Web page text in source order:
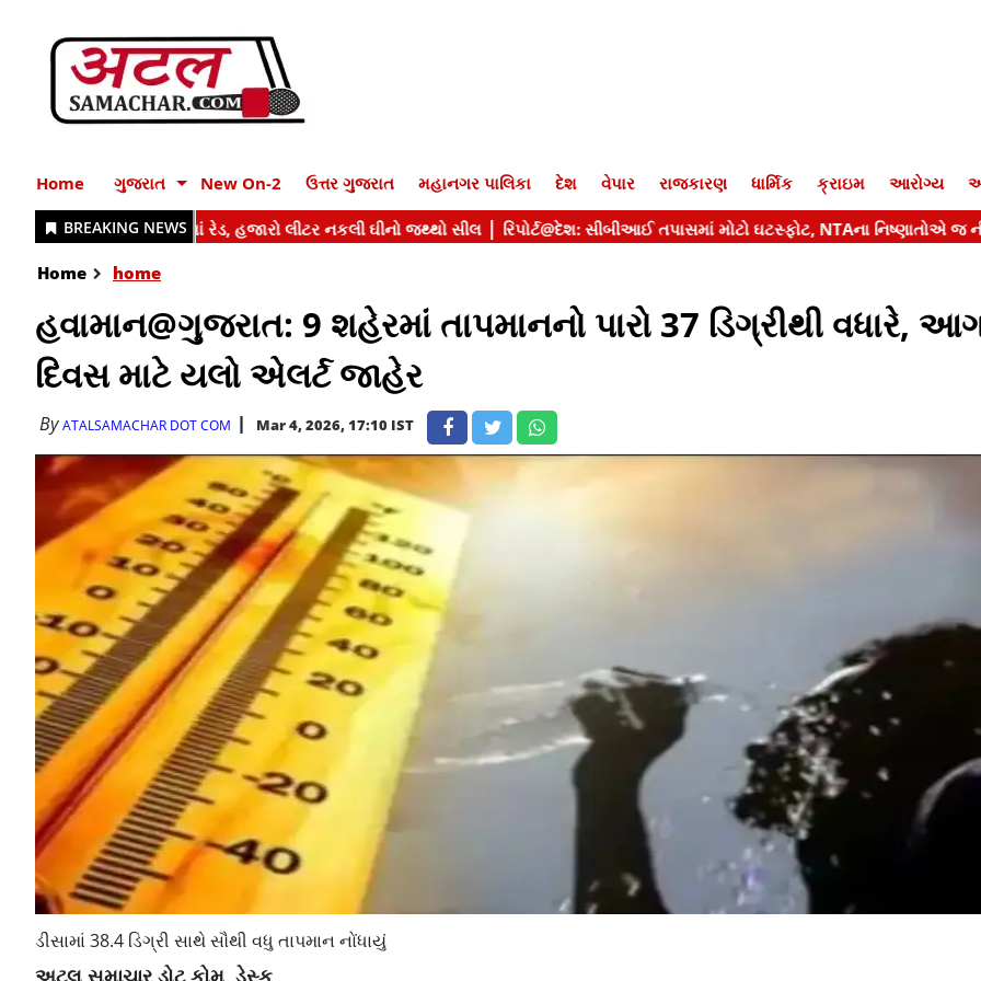
Home ગુજરાત New On-2 ઉત્તર ગુજરાત મહાનગર પાલિકા દેશ વેપાર રાજકારણ ધાર્મિક ક્રાઇમ આરોગ્ય
Home home
હવામાન@ગુજરાત: 9 શહેરમાં તાપમાનનો પારો 37 ડિગ્રીથી વધારે,
દિવસ માટે યલો એલર્ટ જાહેર
ByATALSAMACHAR DOT COM Mar 4, 2026, 17:10 IST
ડીસામાં 38.4 ડિગ્રી સાથે સૌથી વધુ તાપમાન નોંધાયું
અટલ સમાચાર ડોટ કોમ, ડેસ્ક